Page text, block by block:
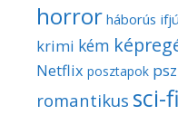
horror háborús
krimi kém
Netflix posztapok
romantikus sci-fi